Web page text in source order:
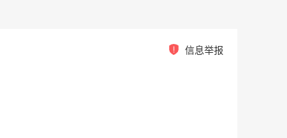
信息举报